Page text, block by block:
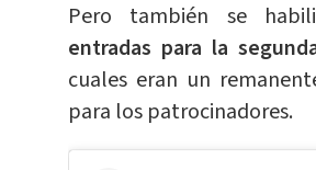
Pero también se
entradas para la
cuales eran un
para los patrocinadores.